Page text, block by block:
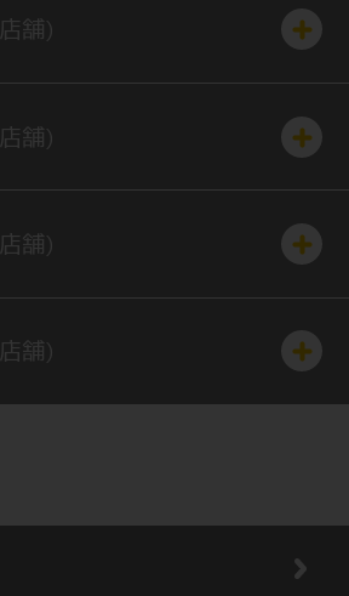
店舗)
店舗)
店舗)
店舗)